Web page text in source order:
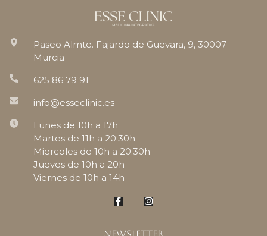
Paseo Almte. Fajardo de Guevara, 9, 30007
Murcia
625 86 79 91
info@esseclinic.es
Lunes de 10h a 17h
Martes de 11h a 20:30h
Miercoles de 10h a 20:30h
Jueves de 10h a 20h
Viernes de 10h a 14h